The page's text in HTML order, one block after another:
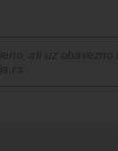
ali uz